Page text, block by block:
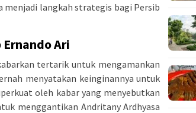
menjadi langkah strategis bagi Persib
Ari
tertarik untuk mengamankan
menyatakan keinginannya untuk
oleh kabar yang menyebutkan
menggantikan Andritany Ardhyasa